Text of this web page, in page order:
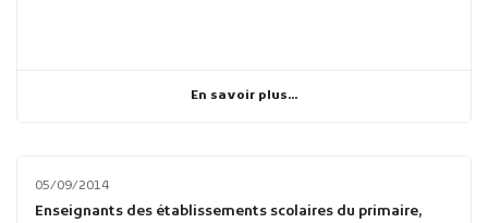
En savoir plus...
05/09/2014
Enseignants des établissements scolaires du primaire,